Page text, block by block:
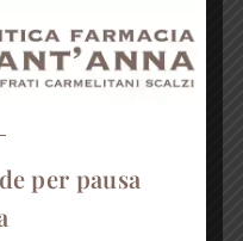
Sant'Anna Genova
per pausa